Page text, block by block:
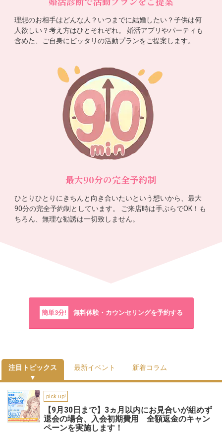
理想のお相手はどんな人？いつまでに結婚したい？子供は何
人欲しい？考え方はひとそれぞれ。 婚活アプリやパーティも
含めた、ご自身にピッタリの活動プランをご提案します。
最大90分の完全予約制
ひとりひとりにきちんと向き合いたいという想いから、最大
90分の完全予約制としています。 ご来店時は手ぶらでOK！も
ちろん、無理な勧誘は一切致しません。
簡単3分! 無料体験・カウンセリングを予約する
注目トピックス 最新イベント 新着コラム
pick up!
【9月30日まで】3ヵ月以内にお見合いが組めず
退会の場合、入会初期費用 全額返金のキャン
ペーンを実施します！